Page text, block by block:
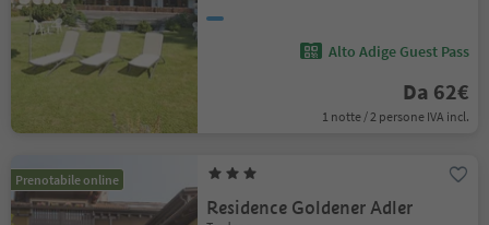
Alto Adige Guest Pass
Da 62€
1 notte / 2 persone IVA incl.
Prenotabile online
Residence Goldener Adler